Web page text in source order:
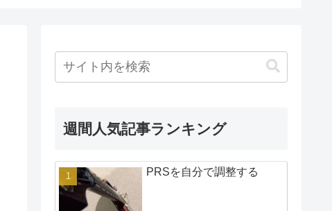
週間人気記事ランキング
PRSを自分で調整する